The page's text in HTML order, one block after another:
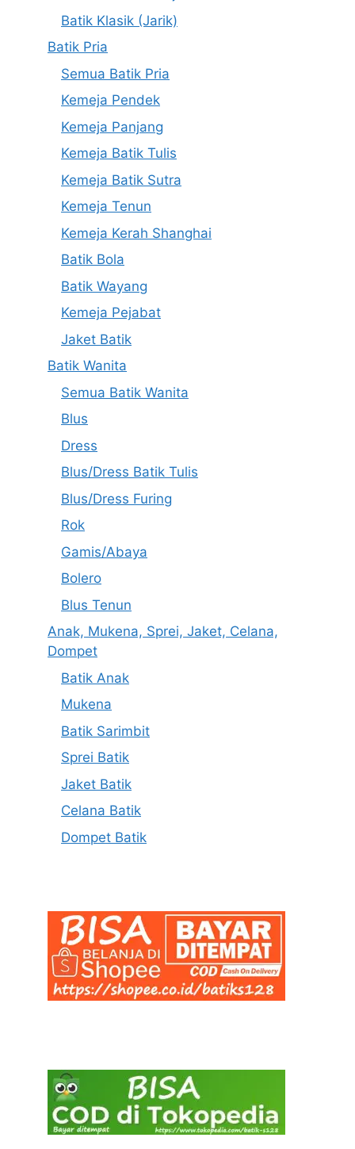
Batik Klasik (Jarik)
Batik Pria
Semua Batik Pria
Kemeja Pendek
Kemeja Panjang
Kemeja Batik Tulis
Kemeja Batik Sutra
Kemeja Tenun
Kemeja Kerah Shanghai
Batik Bola
Batik Wayang
Kemeja Pejabat
Jaket Batik
Batik Wanita
Semua Batik Wanita
Blus
Dress
Blus/Dress Batik Tulis
Blus/Dress Furing
Rok
Gamis/Abaya
Bolero
Blus Tenun
Anak, Mukena, Sprei, Jaket, Celana,
Dompet
Batik Anak
Mukena
Batik Sarimbit
Sprei Batik
Jaket Batik
Celana Batik
Dompet Batik